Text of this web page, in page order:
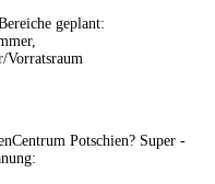
geplant:
Vorratsraum
Potschien? Super -